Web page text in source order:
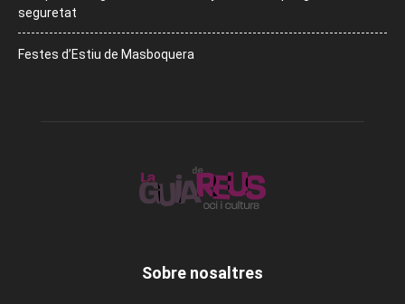
seguretat
Festes d’Estiu de Masboquera
Sobre nosaltres